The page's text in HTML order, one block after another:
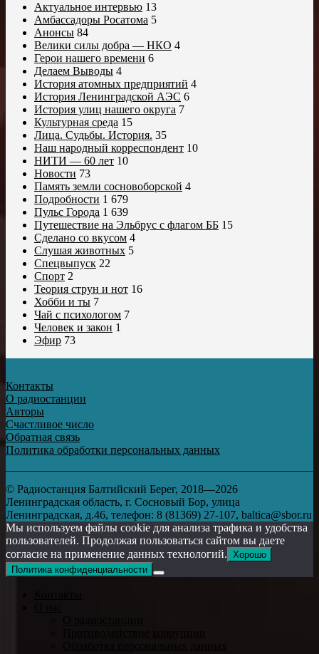
Актуальное интервью 13
Амбассадоры Росатома 5
Анонсы 84
Велики силы добра — НКО 4
Герои нашего времени 6
Делаем Выводы 4
История атомных предприятий 4
История Ленинградской АЭС 6
История улиц нашего округа 7
Культурная среда 15
Лица. Судьбы. История. 35
Наш народный корреспондент 10
НИТИ — 60 лет 10
Новости 73
Память земли сосновоборской 4
Подробности 1 679
Пульс Города 1 639
Путешествие на Эльбрус с флагом ББ 15
Сделано со вкусом 4
Слушая животных 5
Спецвыпуск 22
Спорт 2
Теория струн и нот 16
Хобби и ты 7
Чай с психологом 7
Человек и закон 1
Эфир 73
Контакты
О радиостанции
Авторы
Счастливое число
Обратная связь
Политика обработки персональных данных
© Радиостанция Балтийский Берег, 2018—2026
Ленинградская область, г. Сосновый Бор, улица
Ленинградская, д.46, телефон: 8 (81369) 27-107, baltica@sbor.ru
Мы используем файлы cookie для анализа трафика и удобства
пользователей. Продолжая пользоваться сайтом вы даете
согласие на применение данных технологий. Хорошо
Политика конфиденциальности